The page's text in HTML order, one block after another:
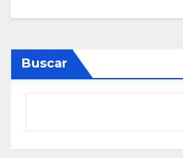
Buscar